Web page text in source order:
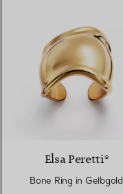
Elsa Peretti®
Bone Ring in Gelbgold